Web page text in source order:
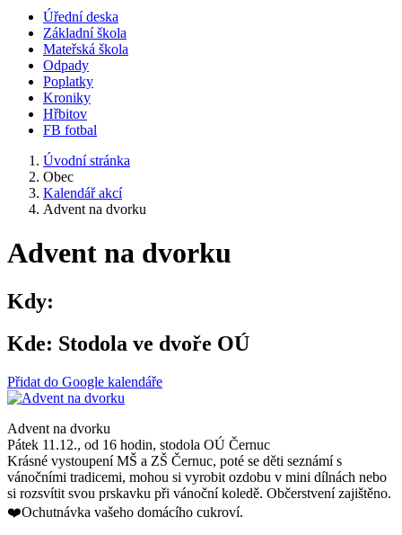
Úřední deska
Základní škola
Mateřská škola
Odpady
Poplatky
Kroniky
Hřbitov
FB fotbal
Úvodní stránka
Obec
Kalendář akcí
Advent na dvorku
Advent na dvorku
Kdy:
Kde: Stodola ve dvoře OÚ
Přidat do Google kalendáře
Advent na dvorku
Pátek 11.12., od 16 hodin, stodola OÚ Černuc
Krásné vystoupení MŠ a ZŠ Černuc, poté se děti seznámí s
vánočními tradicemi, mohou si vyrobit ozdobu v mini dílnách nebo
si rozsvítit svou prskavku při vánoční koledě. Občerstvení zajištěno.
❤️Ochutnávka vašeho domácího cukroví.